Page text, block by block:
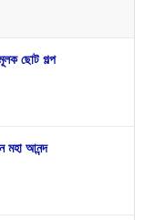
ছোট গল্প
মহা আনন্দ